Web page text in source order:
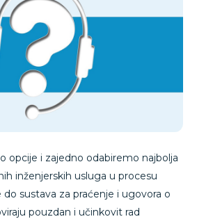
opcije i zajedno odabiremo najbolja
inženjerskih usluga u procesu
do sustava za praćenje i ugovora o
pouzdan i učinkovit rad